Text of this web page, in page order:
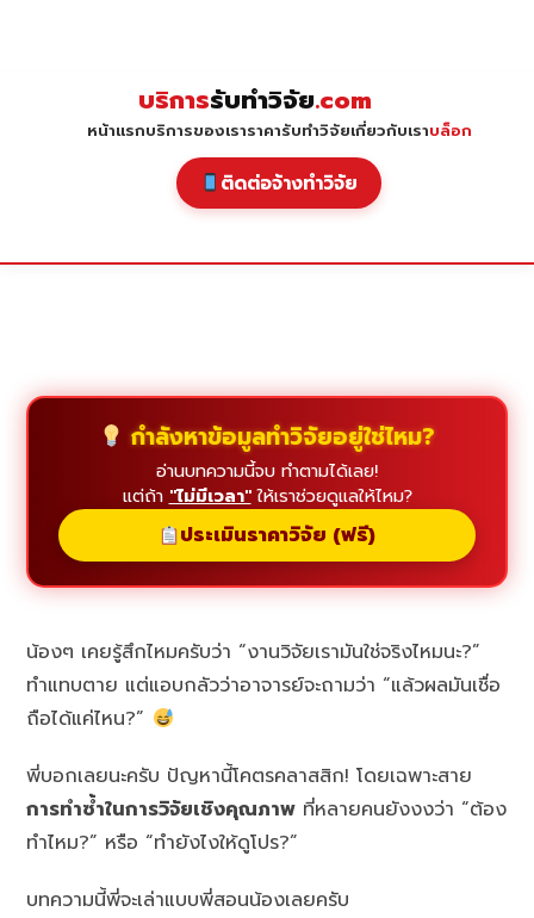
บริการรับทำวิจัย.com
หน้าแรกบริการของเราราคารับทำวิจัยเกี่ยวกับเราบล็อก
ติดต่อจ้างทำวิจัย
กำลังหาข้อมูลทำวิจัยอยู่ใช่ไหม?
อ่านบทความนี้จบ ทำตามได้เลย!
แต่ถ้า "ไม่มีเวลา"ให้เราช่วยดูแลให้ไหม?
ประเมินราคาวิจัย (ฟรี)
น้องๆ เคยรู้สึกไหมครับว่า “งานวิจัยเรามันใช่จริงไหมนะ?”
ทำแทบตาย แต่แอบกลัวว่าอาจารย์จะถามว่า “แล้วผลมันเชื่อ
ถือได้แค่ไหน?”
พี่บอกเลยนะครับ ปัญหานี้โคตรคลาสสิก! โดยเฉพาะสาย
การทำซ้ำในการวิจัยเชิงคุณภาพ ที่หลายคนยังงงว่า “ต้อง
ทำไหม?” หรือ “ทำยังไงให้ดูโปร?”
บทความนี้พี่จะเล่าแบบพี่สอนน้องเลยครับ